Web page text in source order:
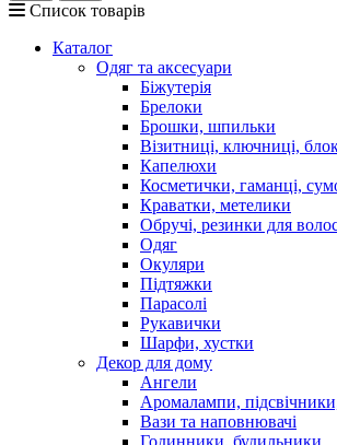
Список товарів
Каталог
Oдяг та аксесуари
Біжутерія
Брелоки
Брошки, шпильки
Візитниці, ключниці,
Капелюхи
Косметички, гаманці,
Краватки, метелики
Обручі, резинки для
Одяг
Окуляри
Підтяжки
Парасолі
Рукавички
Шарфи, хустки
Декор для дому
Ангели
Аромалампи,
Вази та наповнювачі
Годинники, будильники